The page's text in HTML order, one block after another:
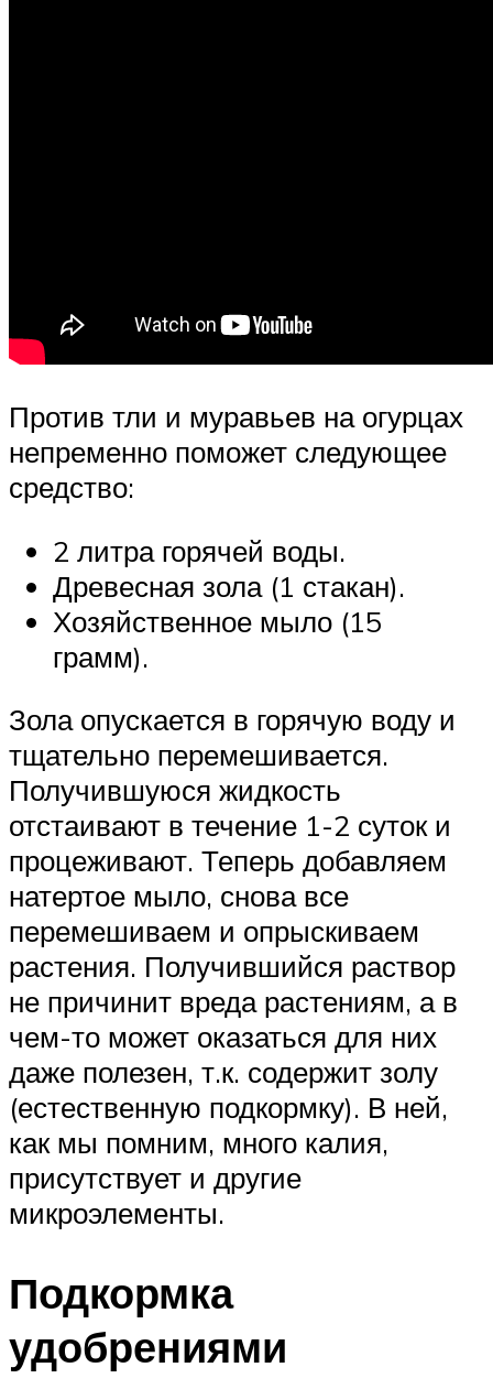
Против тли и муравьев на огурцах
непременно поможет следующее
средство:
2 литра горячей воды.
Древесная зола (1 стакан).
Хозяйственное мыло (15
грамм).
Зола опускается в горячую воду и
тщательно перемешивается.
Получившуюся жидкость
отстаивают в течение 1-2 суток и
процеживают. Теперь добавляем
натертое мыло, снова все
перемешиваем и опрыскиваем
растения. Получившийся раствор
не причинит вреда растениям, а в
чем-то может оказаться для них
даже полезен, т.к. содержит золу
(естественную подкормку). В ней,
как мы помним, много калия,
присутствует и другие
микроэлементы.
Подкормка
удобрениями